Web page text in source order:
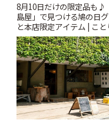
8月10日だけの限定品も♪
島屋」で見つける鳩の日
と本店限定アイテム | こ
ぷ